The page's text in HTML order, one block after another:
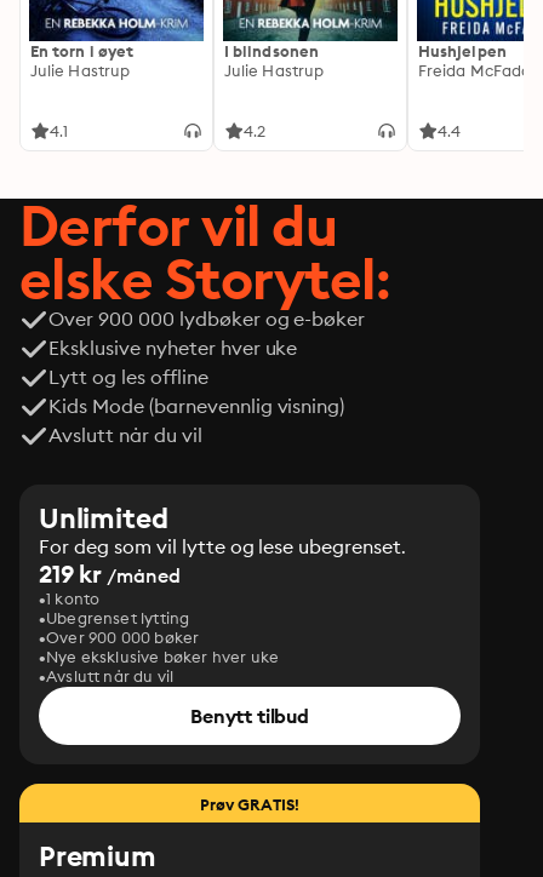
En torn i øyet
Julie Hastrup
4.1
I blindsonen
Julie Hastrup
4.2
Hushjelpen
Freida
4.4
Derfor vil du
elske Storytel:
Over 900 000 lydbøker og e-bøker
Eksklusive nyheter hver uke
Lytt og les offline
Kids Mode (barnevennlig visning)
Avslutt når du vil
Unlimited
For deg som vil lytte og lese ubegrenset.
219 kr /måned
1 konto
Ubegrenset lytting
Over 900 000 bøker
Nye eksklusive bøker hver uke
Avslutt når du vil
Benytt tilbud
Prøv GRATIS!
Premium